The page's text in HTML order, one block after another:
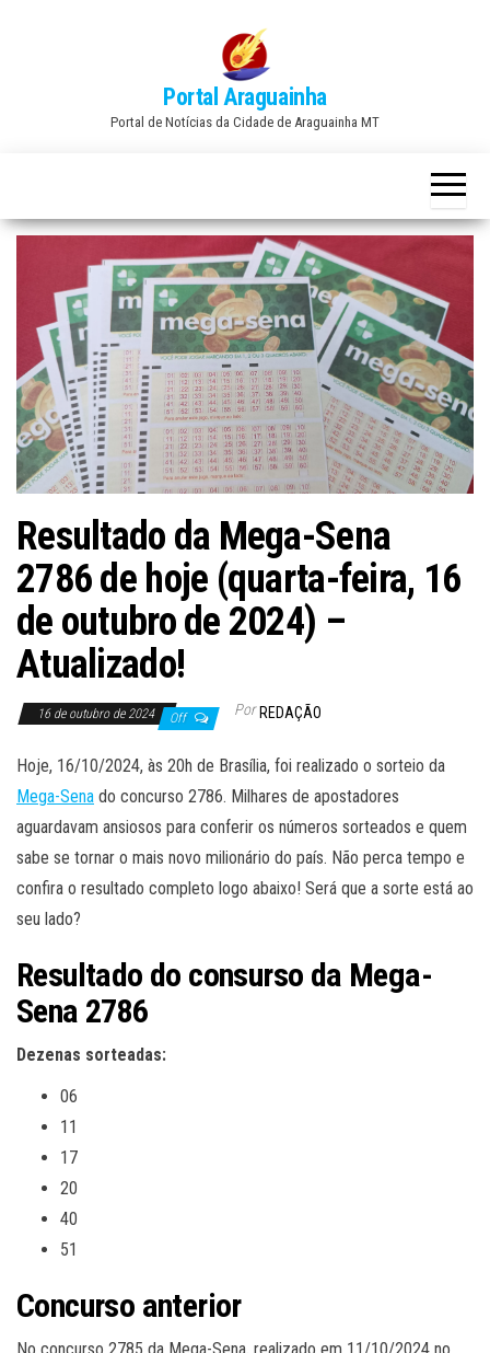
Portal Araguainha
Portal de Notícias da Cidade de Araguainha MT
Resultado da Mega-Sena
2786 de hoje (quarta-feira, 16
de outubro de 2024) –
Atualizado!
16 de outubro de 2024 Off Por REDAÇÃO
Hoje, 16/10/2024, às 20h de Brasília, foi realizado o sorteio da
Mega-Sena do concurso 2786. Milhares de apostadores
aguardavam ansiosos para conferir os números sorteados e quem
sabe se tornar o mais novo milionário do país. Não perca tempo e
confira o resultado completo logo abaixo! Será que a sorte está ao
seu lado?
Resultado do consurso da Mega-
Sena 2786
Dezenas sorteadas:
06
11
17
20
40
51
Concurso anterior